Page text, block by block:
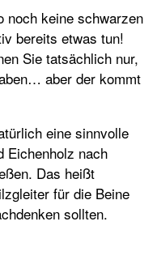
noch keine schwarzen
bereits etwas tun!
Sie tatsächlich nur,
aber der kommt
eine sinnvolle
Eichenholz nach
Das heißt
für die Beine
sollten.